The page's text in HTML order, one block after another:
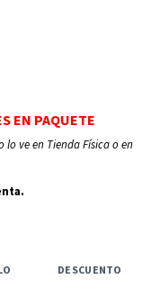
EN PAQUETE
ve en Tienda Física o en
DESCUENTO